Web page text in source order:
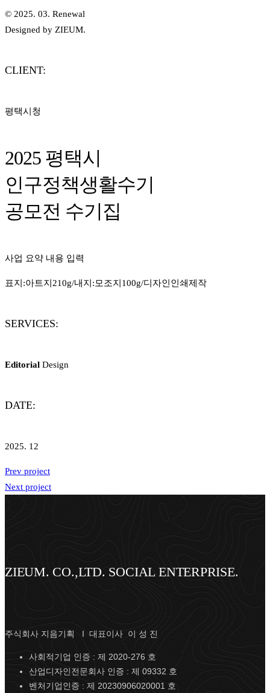
© 2025. 03. Renewal
Designed by ZIEUM.
CLIENT:
평택시청
2025 평택시
인구정책생활수기
공모전 수기집
사업 요약 내용 입력
표지:아트지210g/내지:모조지100g/디자인인쇄제작
SERVICES:
Editorial Design
DATE:
2025. 12
Prev project
Next project
ZIEUM. CO.,LTD. SOCIAL ENTERPRISE.
주식회사 지음기획 I 대표이사 이 성 진
사회적기업 인증 : 제 2020-276 호
산업디자인전문회사 인증 : 제 09332 호
벤처기업인증 : 제 20230906020001 호